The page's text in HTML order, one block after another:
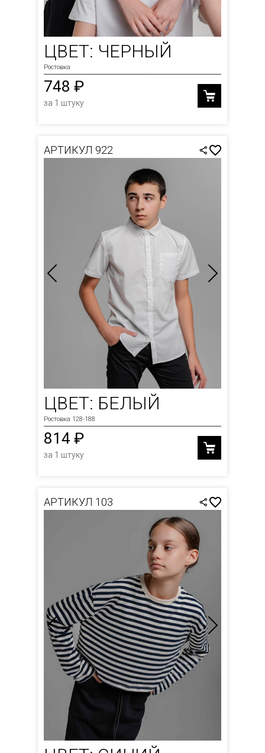
ЦВЕТ: ЧЕРНЫЙ
Ростовка
748 ₽
за 1 штуку
АРТИКУЛ 922
ЦВЕТ: БЕЛЫЙ
Ростовка 128-188
814 ₽
за 1 штуку
АРТИКУЛ 103